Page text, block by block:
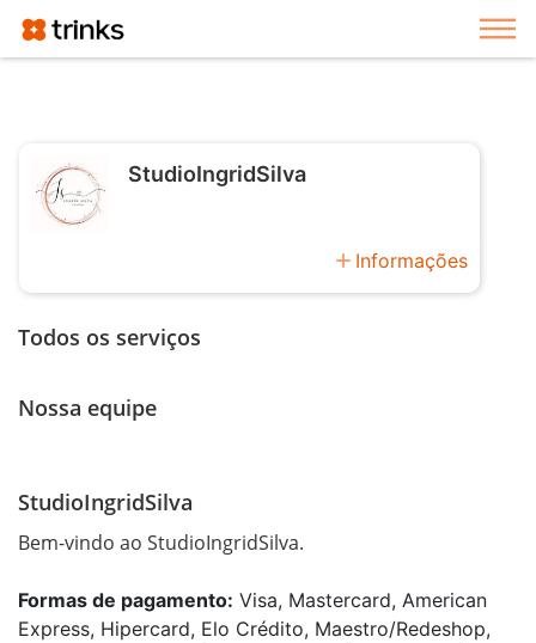
StudioIngridSilva
add Informações
Todos os serviços
Nossa equipe
StudioIngridSilva
Bem-vindo ao StudioIngridSilva.
Formas de pagamento: Visa, Mastercard, American
Express, Hipercard, Elo Crédito, Maestro/Redeshop,